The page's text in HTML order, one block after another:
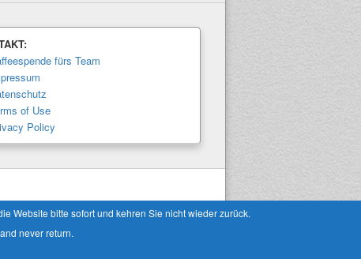
fürs Team
of Use
Policy
Theme: Catch Box by Catch Themes
Website bitte sofort und kehren Sie nicht wieder zurück.
never return.